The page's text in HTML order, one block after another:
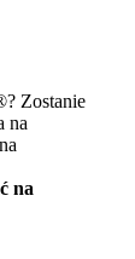
Zostanie
na
na